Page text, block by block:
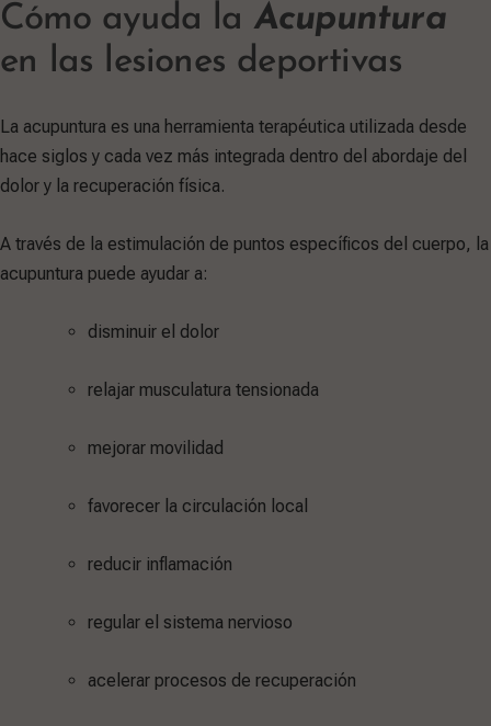
Cómo ayuda la Acupuntura
en las lesiones deportivas
La acupuntura es una herramienta terapéutica utilizada desde
hace siglos y cada vez más integrada dentro del abordaje del
dolor y la recuperación física.
A través de la estimulación de puntos específicos del cuerpo, la
acupuntura puede ayudar a:
disminuir el dolor
relajar musculatura tensionada
mejorar movilidad
favorecer la circulación local
reducir inflamación
regular el sistema nervioso
acelerar procesos de recuperación